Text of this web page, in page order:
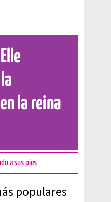
la reina
a sus pies
populares